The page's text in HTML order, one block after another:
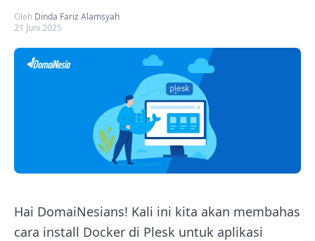
Oleh Dinda Fariz Alamsyah
21 Juni 2025
Hai DomaiNesians! Kali ini kita akan membahas
cara install Docker di Plesk untuk aplikasi